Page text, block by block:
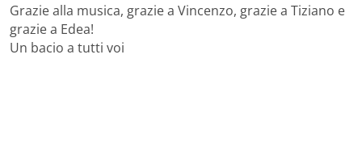
Grazie alla musica, grazie a Vincenzo, grazie a Tiziano e
grazie a Edea!
Un bacio a tutti voi